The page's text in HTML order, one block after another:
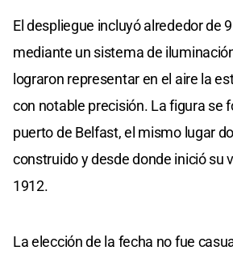
El despliegue incluyó alrededor de
mediante un sistema de
lograron representar en el aire la
con notable precisión. La figura se
puerto de Belfast, el mismo lugar
construido y desde donde inició su
1912.
La elección de la fecha no fue